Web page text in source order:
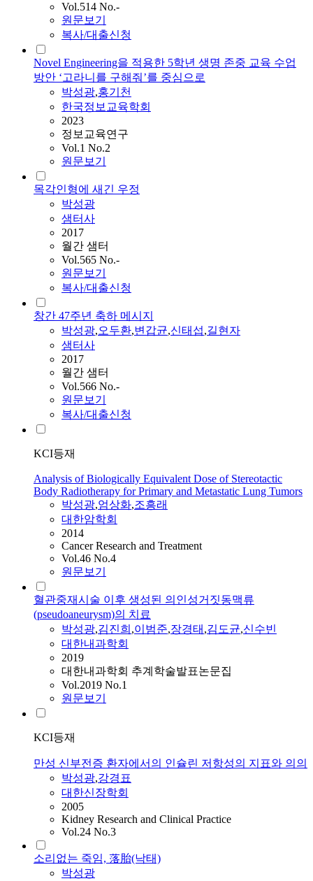
Vol.514 No.-
원문보기
복사/대출신청
Novel Engineering을 적용한 5학년 생명 존중 교육 수업
방안 ‘고라니를 구해줘’를 중심으로
박성광,홍기천
한국정보교육학회
2023
정보교육연구
Vol.1 No.2
원문보기
목각인형에 새긴 우정
박성광
샘터사
2017
월간 샘터
Vol.565 No.-
원문보기
복사/대출신청
창간 47주년 축하 메시지
박성광,오두환,변갑균,신태섭,길현자
샘터사
2017
월간 샘터
Vol.566 No.-
원문보기
복사/대출신청
KCI등재
Analysis of Biologically Equivalent Dose of Stereotactic
Body Radiotherapy for Primary and Metastatic Lung Tumors
박성광,엄상화,조흥래
대한암학회
2014
Cancer Research and Treatment
Vol.46 No.4
원문보기
혈관중재시술 이후 생성된 의인성거짓동맥류
(pseudoaneurysm)의 치료
박성광,김진희 ,이범준,장경태 ,김도균,신수빈
대한내과학회
2019
대한내과학회 추계학술발표논문집
Vol.2019 No.1
원문보기
KCI등재
만성 신부전증 환자에서의 인슐린 저항성의 지표와 의의
박성광,강경표
대한신장학회
2005
Kidney Research and Clinical Practice
Vol.24 No.3
소리없는 죽임, 落胎(낙태)
박성광